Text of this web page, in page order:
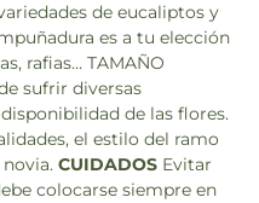
de eucaliptos y
es a tu elección
rafias… TAMAÑO
sufrir diversas
de las flores.
el estilo del ramo
CUIDADOS Evitar
colocarse siempre en